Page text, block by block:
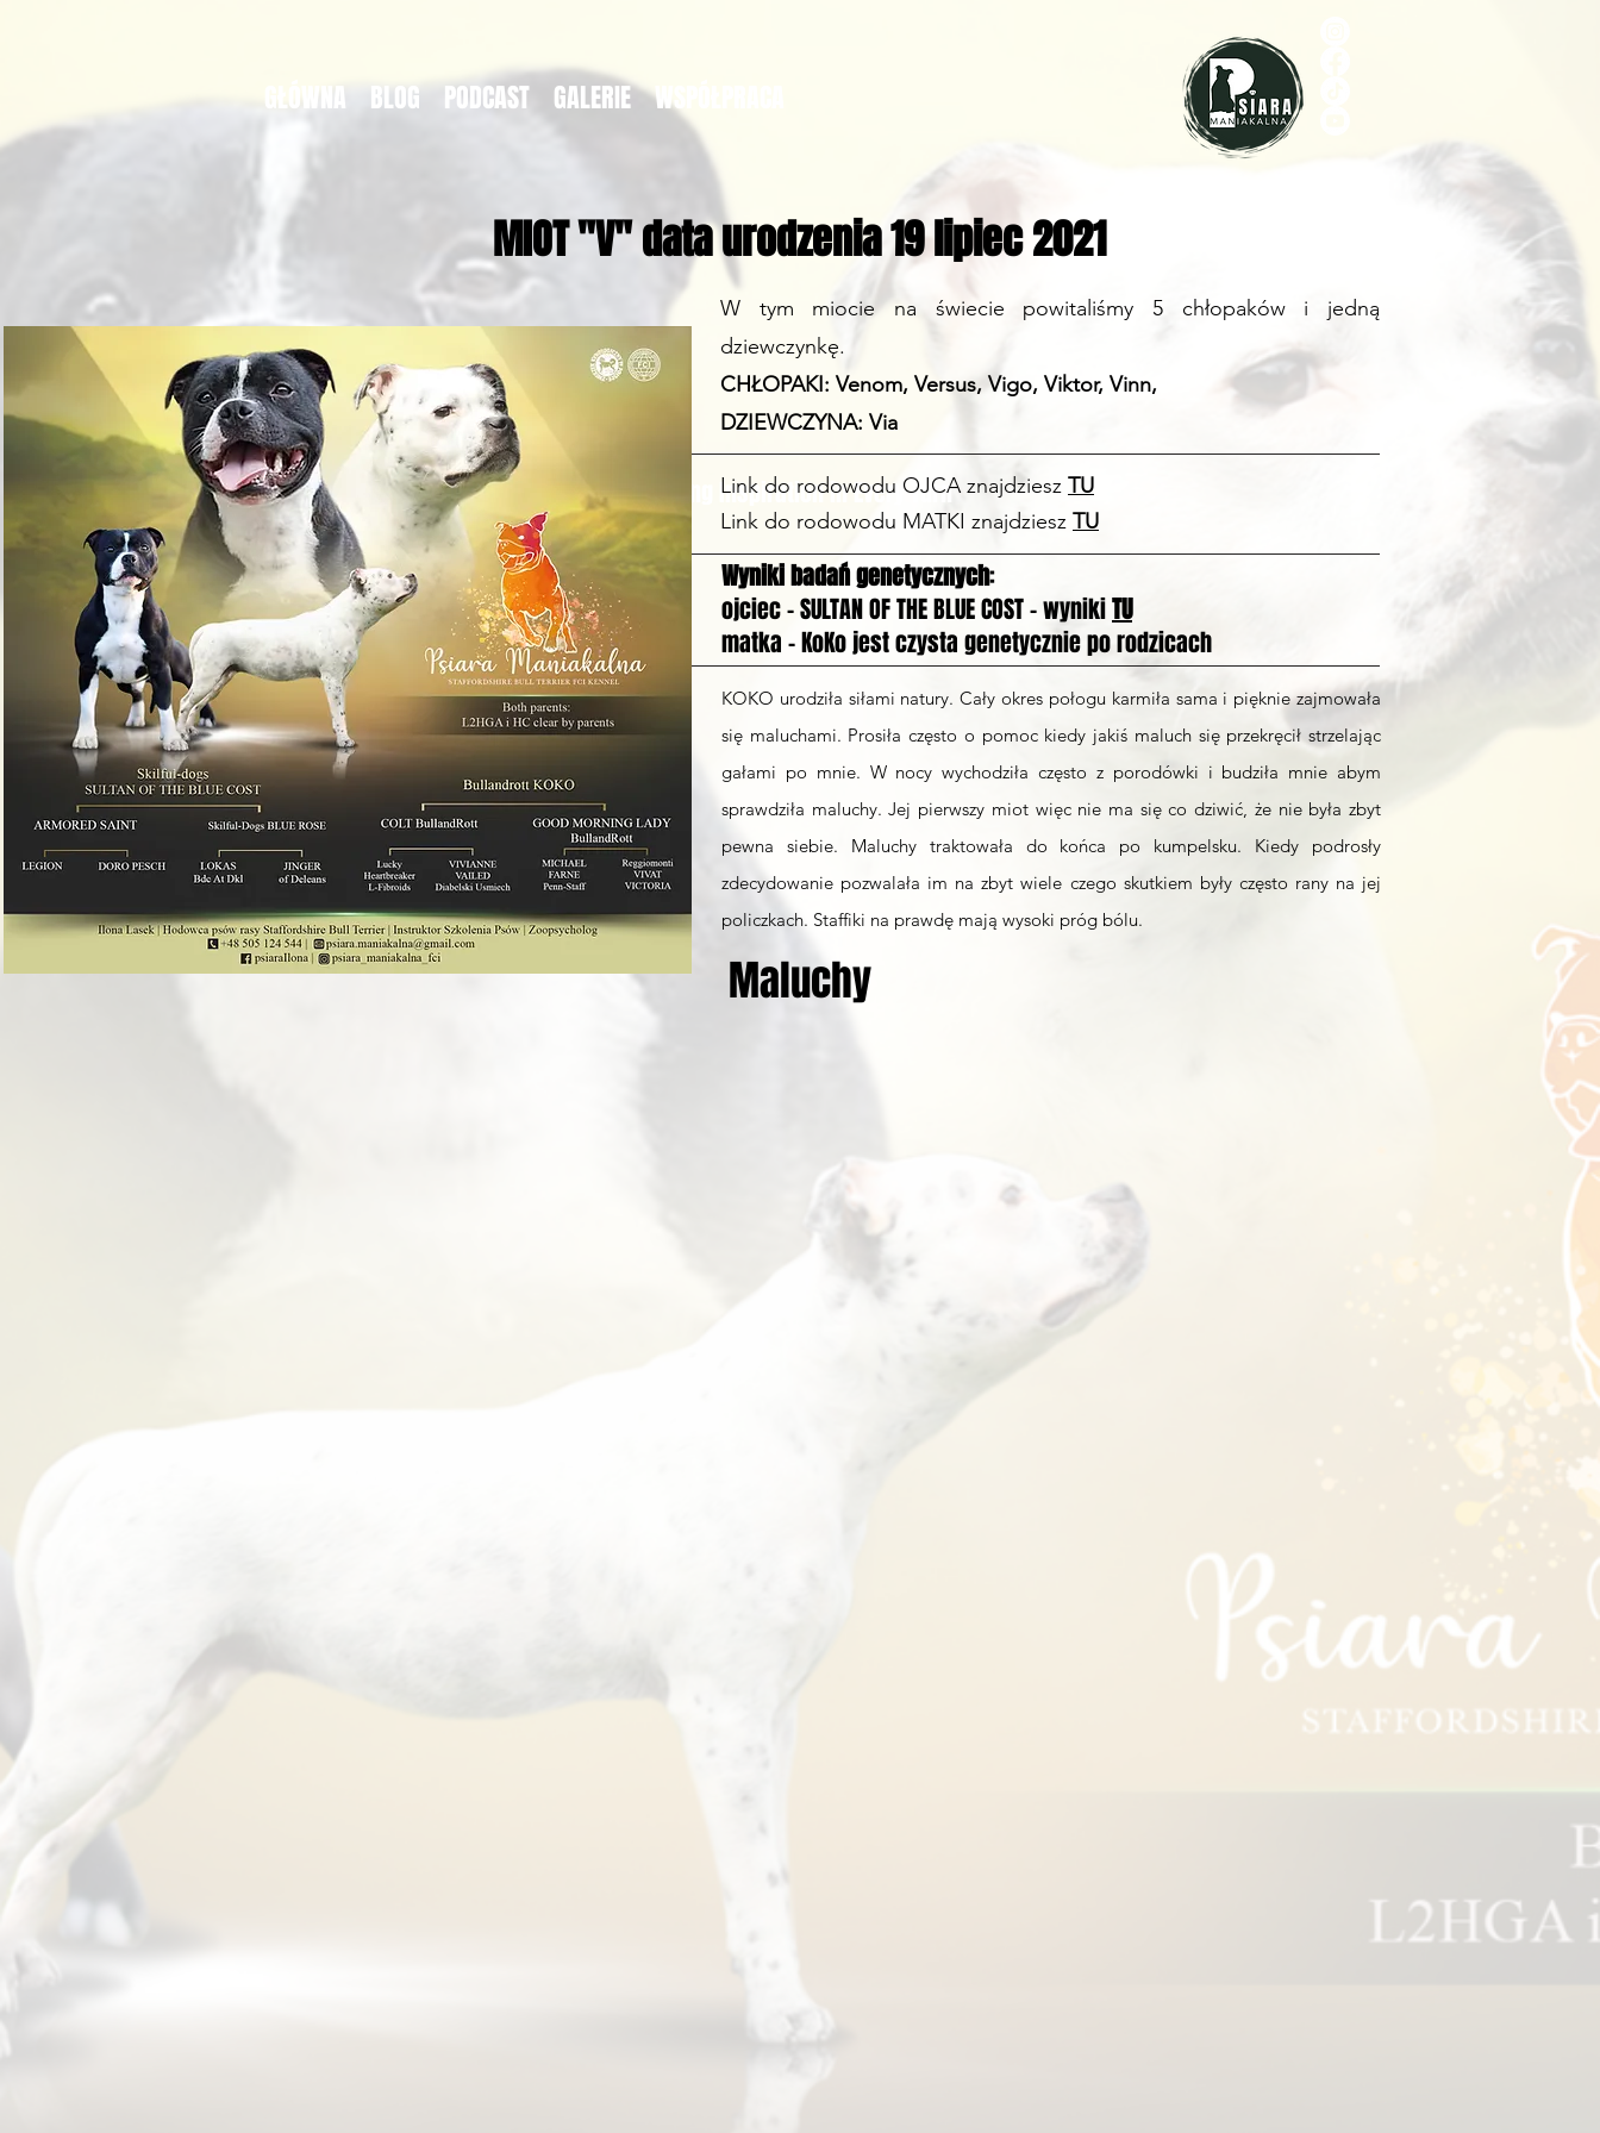
GŁÓWNA BLOG PODCAST GALERIE WSPÓŁPRACA
MIOT "V" data urodzenia 19 lipiec 2021
W tym miocie na świecie powitaliśmy 5 chłopaków i jedną
dziewczynkę.
CHŁOPAKI: Venom, Versus, Vigo, Viktor, Vinn,
DZIEWCZYNA: Via
Finding Inspiration in Every Turn
KOKO urodziła siłami natury. Cały okres połogu karmiła sama i pięknie zajmowała
się maluchami. Prosiła często o pomoc kiedy jakiś maluch się przekręcił strzelając
gałami po mnie. W nocy wychodziła często z porodówki i budziła mnie abym
sprawdziła maluchy. Jej pierwszy miot więc nie ma się co dziwić, że nie była zbyt
pewna siebie. Maluchy traktowała do końca po kumpelsku. Kiedy podrosły
zdecydowanie pozwalała im na zbyt wiele czego skutkiem były często rany na jej
policzkach. Staffiki na prawdę mają wysoki próg bólu.
Wyniki badań genetycznych:
ojciec - SULTAN OF THE BLUE COST - wynikiTU
matka - KoKo jest czysta genetycznie po rodzicach
Link do rodowodu OJCA znajdziesz TU
Link do rodowodu MATKI znajdziesz TU
Maluchy